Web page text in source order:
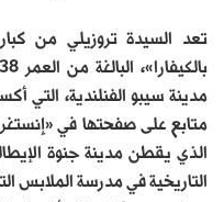
تعد السيدة تروزيلي من
الذي يقطن مدينة جنوة
التاريخية في مدرسة الملابس